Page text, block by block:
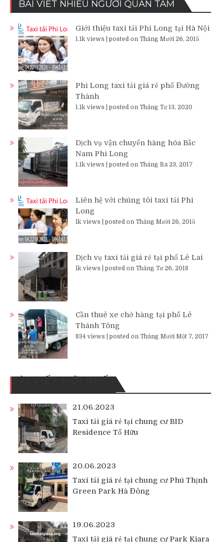
BÀI VIẾT NHIỀU NGƯỜI QUAN TÂM
Giới thiệu taxi tải Phi Long tại Hà Nội
1.1k views posted on Tháng Mười 26, 2015
Phi Long taxi tải giá rẻ phố Đường
Thành
1.1k views posted on Tháng Tư 13, 2020
Dịch vụ vận chuyển hàng hóa Bắc
Nam Phi Long
1.1k views posted on Tháng Ba 23, 2017
Liên hệ với chúng tôi taxi tải Phi
Long
1k views posted on Tháng Mười 26, 2015
Dịch vụ taxi tải giá rẻ tại phố Lê Lai
1k views posted on Tháng Tư 26, 2018
Cần thuê xe chở hàng tại phố Lê
Thánh Tông
834 views posted on Tháng Mười Một 7, 2017
BÀI VIẾT MỚI NHẤT
21.06.2023
Taxi tải giá rẻ tại chung cư BID
Residence Tố Hữu
20.06.2023
Taxi tải giá rẻ tại chung cư Phú Thịnh
Green Park Hà Đông
19.06.2023
Taxi tải giá rẻ tại chung cư Park Kiara